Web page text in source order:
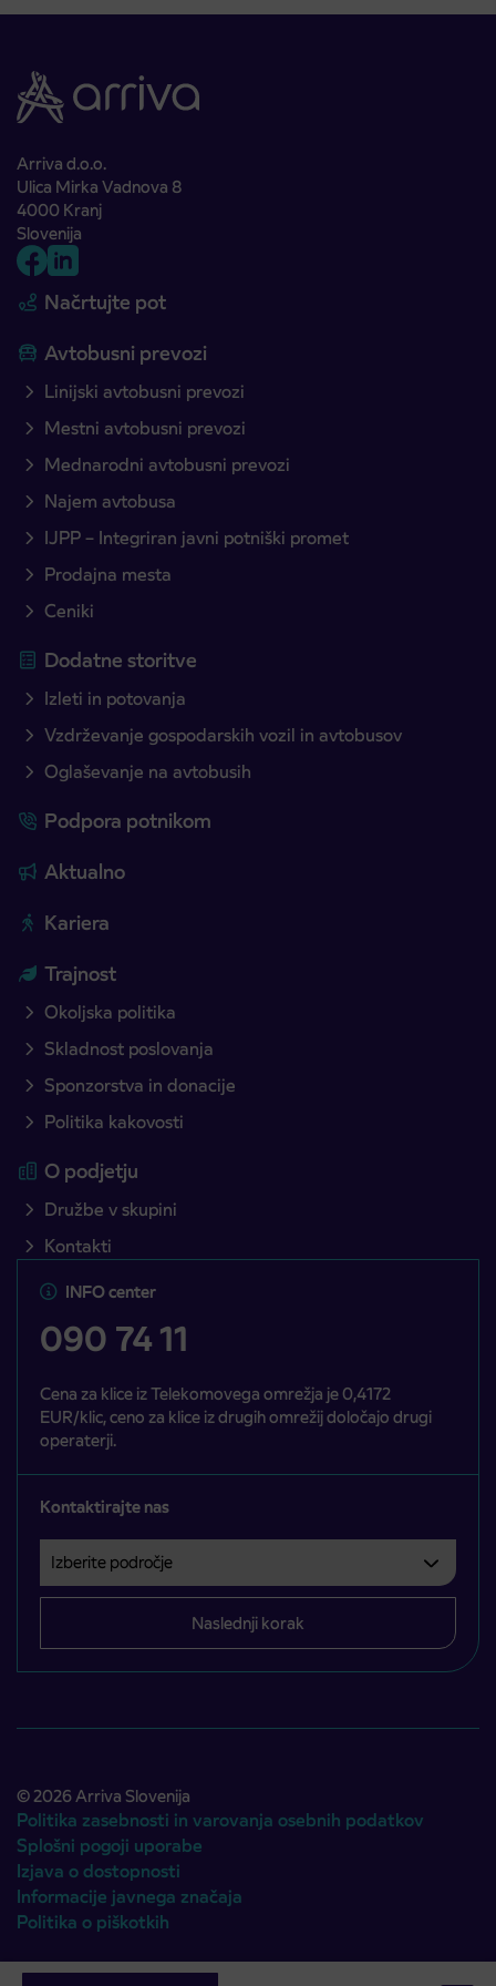
Arriva d.o.o.
Ulica Mirka Vadnova 8
4000 Kranj
Slovenija
Načrtujte pot
Avtobusni prevozi
Linijski avtobusni prevozi
Mestni avtobusni prevozi
Mednarodni avtobusni prevozi
Najem avtobusa
IJPP – Integriran javni potniški promet
Prodajna mesta
Ceniki
Dodatne storitve
Izleti in potovanja
Vzdrževanje gospodarskih vozil in avtobusov
Oglaševanje na avtobusih
Podpora potnikom
Aktualno
Kariera
Trajnost
Okoljska politika
Skladnost poslovanja
Sponzorstva in donacije
Politika kakovosti
O podjetju
Družbe v skupini
Kontakti
INFO center
090 74 11
Cena za klice iz Telekomovega omrežja je 0,4172
EUR/klic, ceno za klice iz drugih omrežij določajo drugi
operaterji.
Kontaktirajte nas
Izberite področje
Področje je obvezno izbrati.
Naslednji korak
© 2026 Arriva Slovenija
Politika zasebnosti in varovanja osebnih podatkov
Splošni pogoji uporabe
Izjava o dostopnosti
Informacije javnega značaja
Politika o piškotkih
Avtorji:Emigma